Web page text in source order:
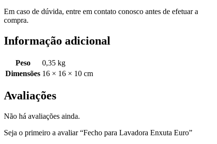
Em caso de dúvida, entre em contato conosco antes de efetuar a
compra.
Informação adicional
Peso
0,35 kg
Dimensões 16 × 16 × 10 cm
Avaliações
Não há avaliações ainda.
Seja o primeiro a avaliar “Fecho para Lavadora Enxuta Euro”